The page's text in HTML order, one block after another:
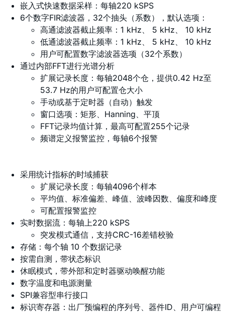
嵌入式快速数据采样：每轴220 kSPS
6个数字FIR滤波器，32个抽头（系数），默认选项：
高通滤波器截止频率：1 kHz、 5 kHz、 10 kHz
低通滤波器截止频率：1 kHz、 5 kHz、 10 kHz
用户可配置数字滤波器选项（32个系数）
通过内部FFT进行光谱分析
扩展记录长度：每轴2048个仓，提供0.42 Hz至
53.7 Hz的用户可配置仓大小
手动或基于定时器（自动）触发
窗口选项：矩形、Hanning、平顶
FFT记录均值计算，最高可配置255个记录
频谱定义报警监控，每轴6个报警
采用统计指标的时域捕获
扩展记录长度：每轴4096个样本
平均值、标准偏差、峰值、波峰因数、偏度和峰度
可配置报警监控
实时数据流：每轴上220 kSPS
突发模式通信，支持CRC-16差错校验
存储：每个轴 10 个数据记录
按需自测，带状态标识
休眠模式，带外部和定时器驱动唤醒功能
数字温度和电源测量
SPI兼容型串行接口
标识寄存器：出厂预编程的序列号、器件ID、用户可编程